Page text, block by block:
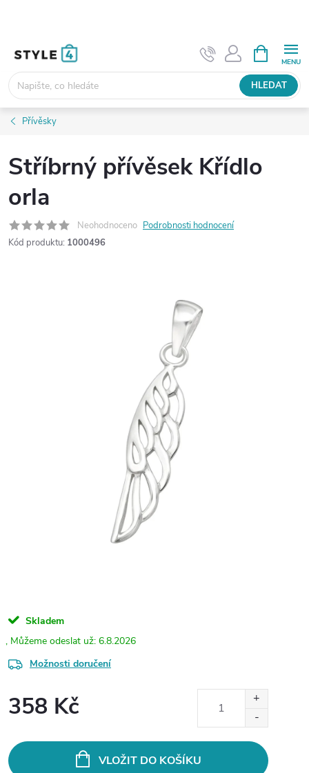
HLEDAT
NÁKUPNÍ
KOŠÍK
Přívěsky
Stříbrný přívěsek Křídlo
orla
Neohodnoceno Podrobnosti hodnocení
Kód produktu: 1000496
Skladem
6.8.2026
Možnosti doručení
358 Kč
VLOŽIT DO KOŠÍKU